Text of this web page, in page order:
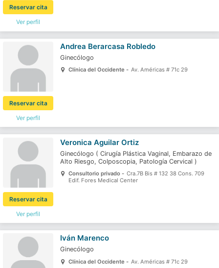
Ver perfil
Reservar cita
Ver perfil
Reservar cita
Andrea Berarcasa Robledo
Ginecólogo
Clínica del Occidente - Av. Américas # 71c 29
Ver perfil
Reservar cita
Veronica Aguilar Ortiz
Ginecólogo ( Cirugía Plástica Vaginal, Embarazo de
Alto Riesgo, Colposcopia, Patología Cervical )
Consultorio privado - Cra.7B Bis # 132 38 Cons. 709
Edif. Fores Medical Center
Iván Marenco
Ginecólogo
Clínica del Occidente - Av. Américas # 71c 29